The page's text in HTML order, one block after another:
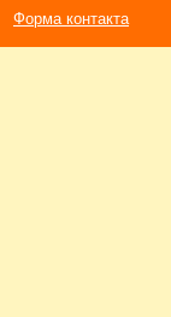
Форма контакта